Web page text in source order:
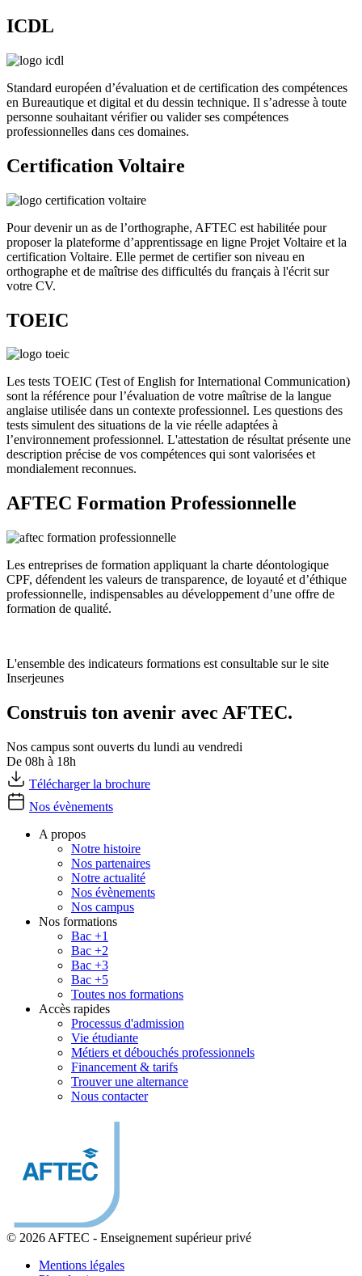
ICDL
Standard européen d’évaluation et de certification des compétences
en Bureautique et digital et du dessin technique. Il s’adresse à toute
personne souhaitant vérifier ou valider ses compétences
professionnelles dans ces domaines.
Certification Voltaire
Pour devenir un as de l’orthographe, AFTEC est habilitée pour
proposer la plateforme d’apprentissage en ligne Projet Voltaire et la
certification Voltaire. Elle permet de certifier son niveau en
orthographe et de maîtrise des difficultés du français à l'écrit sur
votre CV.
TOEIC
Les tests TOEIC (Test of English for International Communication)
sont la référence pour l’évaluation de votre maîtrise de la langue
anglaise utilisée dans un contexte professionnel. Les questions des
tests simulent des situations de la vie réelle adaptées à
l’environnement professionnel. L'attestation de résultat présente une
description précise de vos compétences qui sont valorisées et
mondialement reconnues.
AFTEC Formation Professionnelle
Les entreprises de formation appliquant la charte déontologique
CPF, défendent les valeurs de transparence, de loyauté et d’éthique
professionnelle, indispensables au développement d’une offre de
formation de qualité.
L'ensemble des indicateurs formations est consultable sur le site
Inserjeunes
Construis ton avenir avec AFTEC.
Nos campus sont ouverts du lundi au vendredi
De 08h à 18h
Télécharger la brochure
Nos évènements
A propos
Notre histoire
Nos partenaires
Notre actualité
Nos évènements
Nos campus
Nos formations
Bac +1
Bac +2
Bac +3
Bac +5
Toutes nos formations
Accès rapides
Processus d'admission
Vie étudiante
Métiers et débouchés professionnels
Financement & tarifs
Trouver une alternance
Nous contacter
© 2026 AFTEC - Enseignement supérieur privé
Mentions légales